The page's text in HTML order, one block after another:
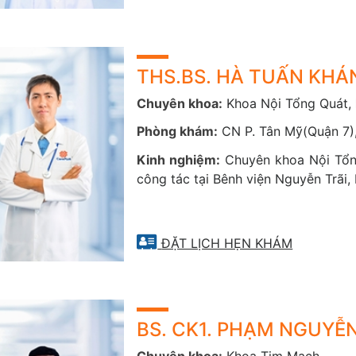
Nhân dân 115, Viện tim TP.HCM, BV Đại học Y Dược
tiện.
TIỆN CHẨN ĐOÁN ĐẦY ĐỦ
trang bị các thiết bị chẩn đoán bệnh lý và các công nghệ
tốt bệnh tim mạch. Nổi bật trong đó là hệ thống Chụp
công nghệ AI hiện đại, tính năng theo dõi và quản lý
Doppler màu...
chuẩn xác các bệnh lý gây nguy cơ đột quỵ như phình
phép đánh giá chính xác chức năng tim, phát hiện sẹo nhồi
THS.BS. HÀ TUẤN
Chuyên khoa: Khoa Nội Tổng
Phòng khám: CN P. Tân Mỹ(Quận
Kinh nghiệm: Chuyên khoa Nội
công tác tại Bênh viện Nguyễn
ĐẶT LỊCH HẸN KHÁM
BS. CK1. PHẠM